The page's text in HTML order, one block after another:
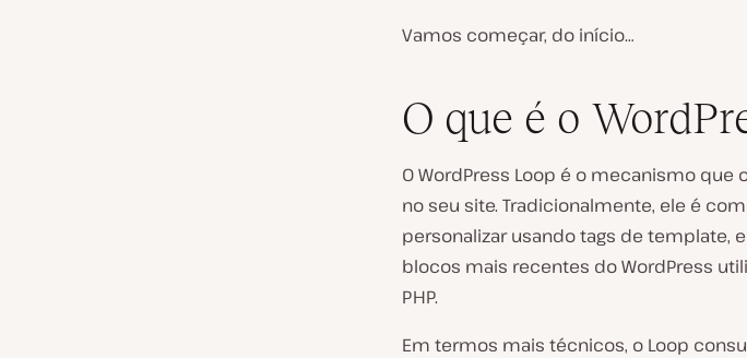
Vamos começar, do início…
O que é o
O WordPress Loop é o mecanismo
no seu site. Tradicionalmente, ele é
personalizar usando tags de template,
blocos mais recentes do WordPress
PHP.
Em termos mais técnicos, o Loop